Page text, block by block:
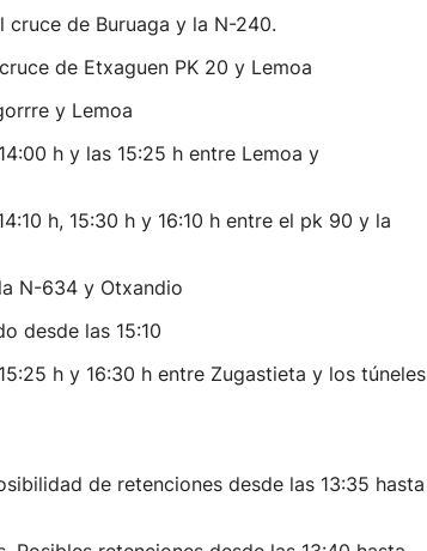
de Buruaga y la N-240.
de Etxaguen PK 20 y Lemoa
y Lemoa
h y las 15:25 h entre Lemoa y
h, 15:30 h y 16:10 h entre el pk 90 y la
N-634 y Otxandio
desde las 15:10
h y 16:30 h entre Zugastieta y los túneles
de retenciones desde las 13:35 hasta